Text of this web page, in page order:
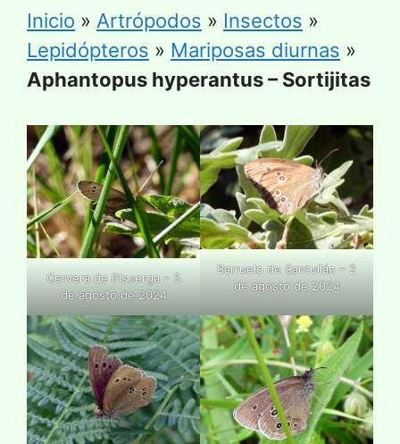
Inicio » Artrópodos » Insectos »
Lepidópteros » Mariposas diurnas »
Aphantopus hyperantus – Sortijitas
Cervera de Pisuerga – 3
de agosto de 2024
Barruelo de Santullán – 2
de agosto de 2024